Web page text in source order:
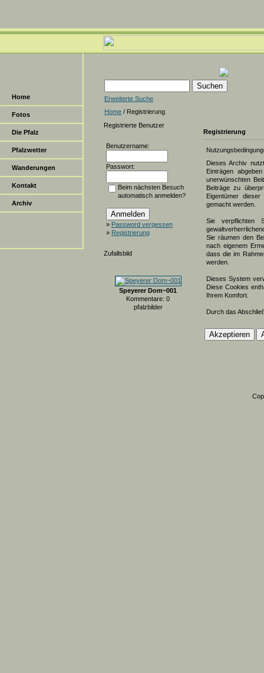
Home
Fotos
Die Pfalz
Pfalzwetter
Wanderungen
Kontakt
Archiv
Erweiterte Suche
Home / Registrierung
Registrierte Benutzer
Benutzername:
Passwort:
Beim nächsten Besuch
automatisch anmelden?
» Password vergessen
» Registrierung
Zufallsbild
Speyerer Dom~001
Kommentare: 0
pfalzbilder
Registrierung
Dieses Archiv
Einträgen
unerwünschten
Beiträge zu
Eigentümer
gemacht werden.
Sie verpflichten
Sie räumen den
nach eigenem
dass die im
werden.
Dieses System
Diese Cookies
Ihrem Komfort.
Durch das